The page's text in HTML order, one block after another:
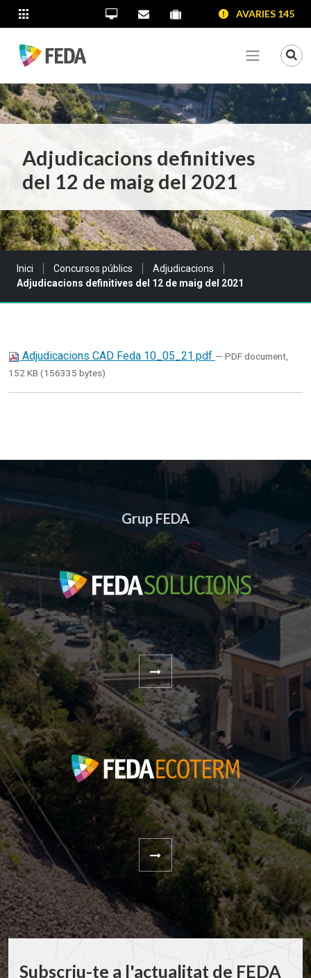
SALTAR AL CONTINGUT
SALTAR A LA NAVEGACIÓ
SALTAR A LA INFORMACIÓ DE CONTACTE
ALTRES LLOCS WEBOficina Virtual
Contacta'nsPortal proveïdors
Portal de transparència
AVARIES 145
Veure
Adjudicacions definitives
del 12 de maig del 2021
Sou a:
Inici Concursos públics
Adjudicacions
Adjudicacions definitives del 12 de maig del 2021
Adjudicacions CAD Feda 10_05_21.pdf — PDF document,
152 KB (156335 bytes)
Grup FEDA
Subscriu-te a l'actualitat de FEDA